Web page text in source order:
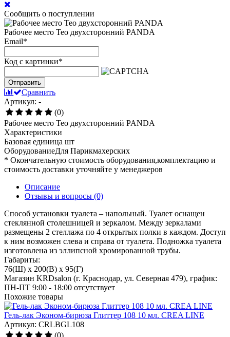
Сообщить о поступлении
Рабочее место Тео двухсторонний PANDA
Email*
Код с картинки*
Отправить
Сравнить
Артикул: -
(0)
Рабочее место Тео двухсторонний PANDA
Характеристики
Базовая единица шт
ОборудованиеДля Парикмахерских
* Окончательную стоимость оборудования,комплектацию и
стоимость доставки уточняйте у менеджеров
Описание
Отзывы и вопросы (0)
Способ установки туалета – напольный. Туалет оснащен
стеклянной столешницей и зеркалом. Между зеркалами
размещены 2 стеллажа по 4 открытых полки в каждом. Доступ
к ним возможен слева и справа от туалета. Подножка туалета
изготовлена из эллипсной хромированной трубы.
Габариты:
76(Ш) x 200(В) x 95(Г)
Магазин KRDsalon (г. Краснодар, ул. Северная 479), график:
ПН-ПТ 9:00 - 18:00 отсутствует
Похожие товары
Гель-лак Эконом-бирюза Глиттер 108 10 мл. CREA LINE
Артикул: CRLBGL108
(0)